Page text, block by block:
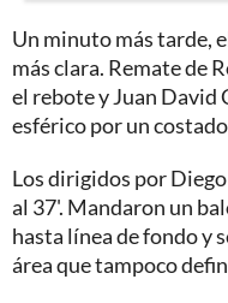
Un minuto más tarde,
más clara. Remate de
el rebote y Juan David
esférico por un
Los dirigidos por
al 37'. Mandaron un
hasta línea de fondo y
área que tampoco